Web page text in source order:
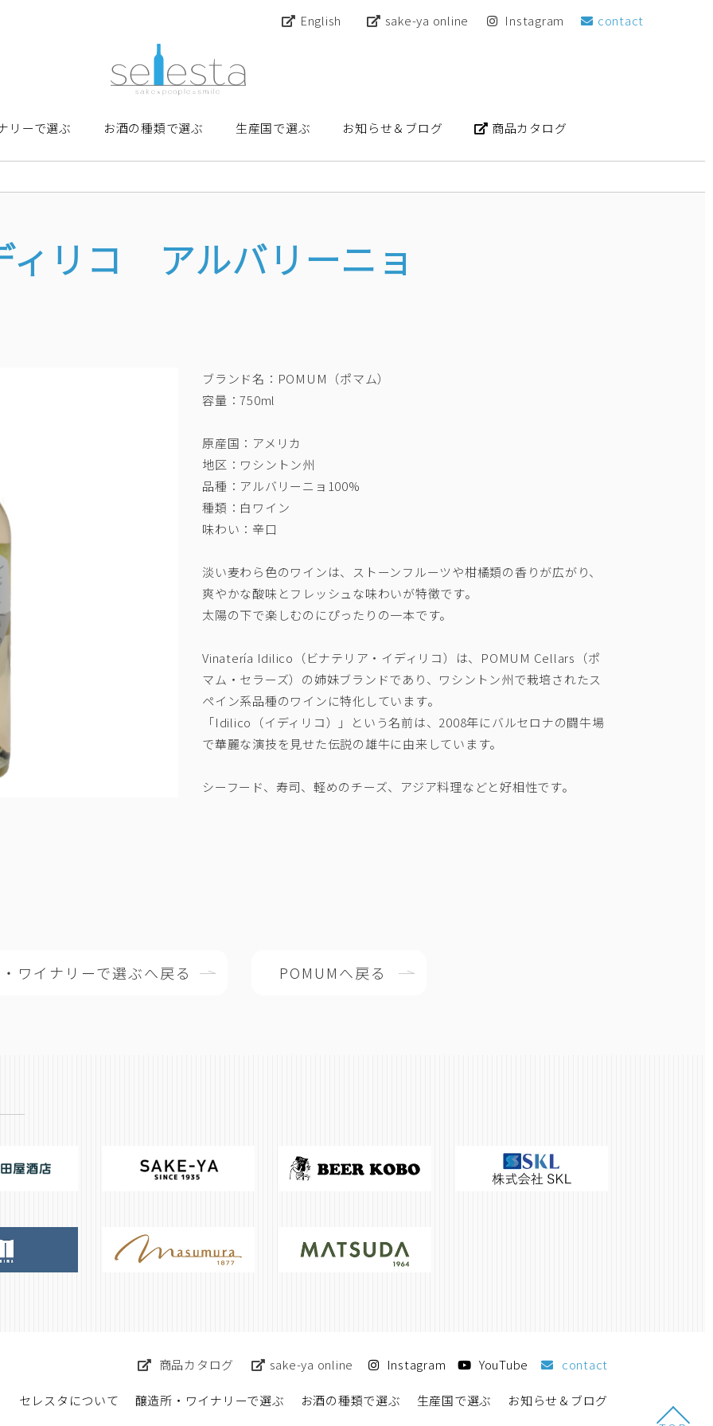
リーで選ぶ お酒の種類で選ぶ 生産国で選ぶ お知らせ＆ブログ 商品カタログ
English sake-ya online Instagram contact
ィリコ アルバリーニョ
ブランド名：POMUM（ポマム）
容量：750ml
原産国：アメリカ
地区：ワシントン州
品種：アルバリーニョ100%
種類：白ワイン
味わい：辛口
淡い麦わら色のワインは、ストーンフルーツや柑橘類の香りが広がり、
爽やかな酸味とフレッシュな味わいが特徴です。
太陽の下で楽しむのにぴったりの一本です。
Vinatería Idilico（ビナテリア・イディリコ）は、POMUM Cellars（ポ
マム・セラーズ）の姉妹ブランドであり、ワシントン州で栽培されたス
ペイン系品種のワインに特化しています。
「Idilico（イディリコ）」という名前は、2008年にバルセロナの闘牛場
で華麗な演技を見せた伝説の雄牛に由来しています。
シーフード、寿司、軽めのチーズ、アジア料理などと好相性です。
ワイナリーで選ぶへ戻る POMUMへ戻る
セレスタについて 醸造所・ワイナリーで選ぶ お酒の種類で選ぶ 生産国で選ぶ お知らせ＆ブログ
商品カタログ sake-ya online contact
Instagram YouTube